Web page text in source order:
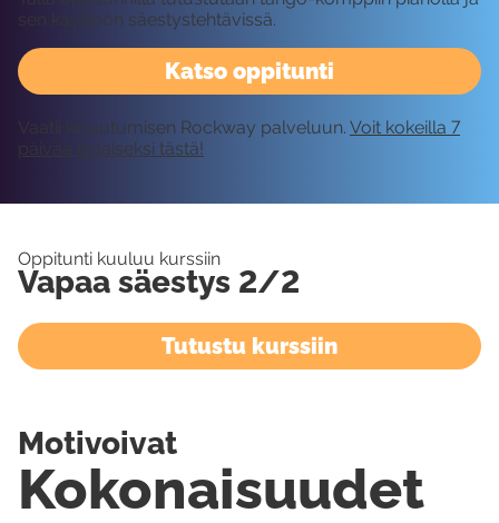
Katso oppitunti
sen käyttöön säestystehtävissä.
Vaatii kirjautumisen Rockway palveluun. Voit kokeilla 7
päivää ilmaiseksi tästä!
Oppitunti kuuluu kurssiin
Vapaa säestys 2/2
Tutustu kurssiin
Kokonaisuudet
Motivoivat